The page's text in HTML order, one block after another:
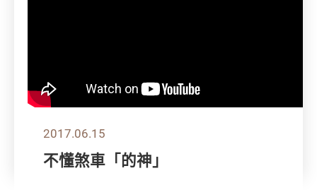
2017.06.15
不懂煞車「的神」